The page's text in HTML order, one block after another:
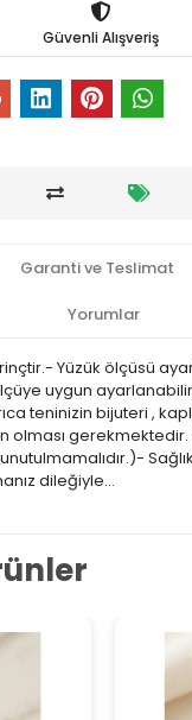
Güvenli Alışveriş
Garanti ve Teslimat
Yorumlar
Yüzük ölçüsü
uygun
teninizin bijuteri ,
olması gerekmektedir.
dileğiyle…